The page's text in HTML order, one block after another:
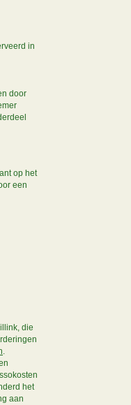
in
door
op het
een
die
.
het
aan